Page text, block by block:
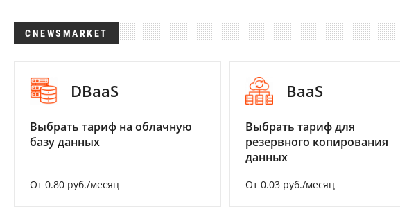
CNEWSMARKET
DBaaS
Выбрать тариф на облачную
базу данных
От 0.80 руб./месяц
BaaS
Выбрать тариф для
резервного копирования
данных
От 0.03 руб./месяц